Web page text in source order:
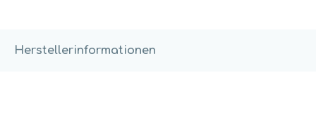
Herstellerinformationen